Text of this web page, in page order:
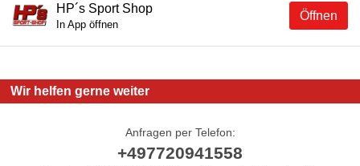
Öffnen
HP´s Sport Shop
In App öffnen
Wir helfen gerne weiter
Anfragen per Telefon:
+497720941558